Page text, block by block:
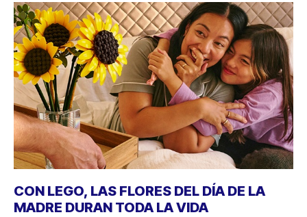
CON LEGO, LAS FLORES DEL DÍA DE LA
MADRE DURAN TODA LA VIDA